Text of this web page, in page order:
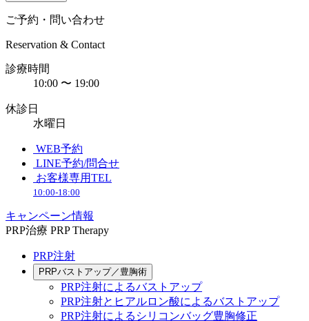
ご予約・問い合わせ
Reservation & Contact
診療時間
10:00 〜 19:00
休診日
水曜日
WEB予約
LINE予約/問合せ
お客様専用TEL
10:00-18:00
キャンペーン情報
PRP治療 PRP Therapy
PRP注射
PRPバストアップ／豊胸術
PRP注射によるバストアップ
PRP注射とヒアルロン酸によるバストアップ
PRP注射によるシリコンバッグ豊胸修正